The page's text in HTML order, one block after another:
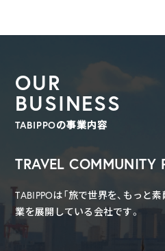
OUR
BUSINESS
TABIPPOの事業内容
TRAVEL COMMUNITY
TABIPPOは「旅で世界を、もっと
業を展開している会社です。